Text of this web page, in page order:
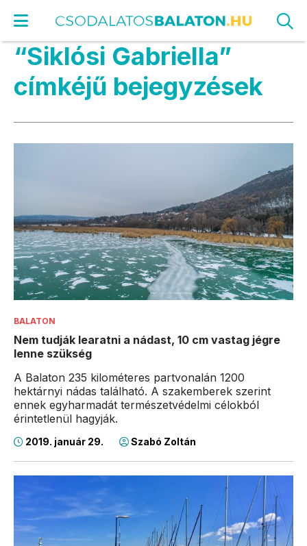
“Siklósi Gabriella”
címkéjű bejegyzések
BALATON
Nem tudják learatni a nádast, 10 cm vastag jégre
lenne szükség
A Balaton 235 kilométeres partvonalán 1200
hektárnyi nádas található. A szakemberek szerint
ennek egyharmadát természetvédelmi célokból
érintetlenül hagyják.
2019. január 29. Szabó Zoltán